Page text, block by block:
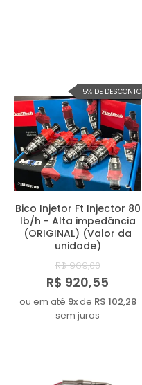
5% DE DESCONTO
Bico Injetor Ft Injector 80
lb/h - Alta impedância
(ORIGINAL) (Valor da
unidade)
R$ 969,00
R$ 920,55
ou em até 9xde R$ 102,28
sem juros